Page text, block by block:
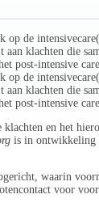
de
klachten die
post-intensive
de
klachten die
post-intensive
en het
is in ontwikkeling
waarin
voor